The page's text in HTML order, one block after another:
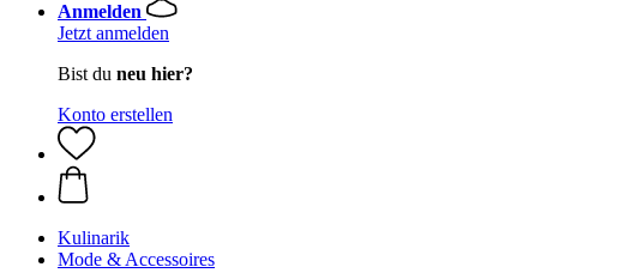
Anmelden
Jetzt anmelden
Bist du neu hier?
Konto erstellen
Kulinarik
Mode & Accessoires